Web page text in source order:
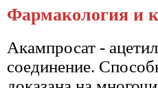
Фармакология и
Акампросат -
соединение.